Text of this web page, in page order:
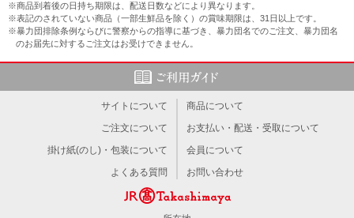
※商品到着後の日持ち期限は、配送日数などにより異なります。
※表記のされていない商品（一部生鮮品を除く）の賞味期限は、31日以上です。
※暴力団排除条例ならびに警察からの指導に基づき、暴力団名でのご注文、暴力団名
のお届先に対するご注文はお受けできません。
サイトについて
商品について
ご注文について
お支払い・配送・受取について
掛け紙(のし)・包装について
会員について
よくある質問
お問い合わせ